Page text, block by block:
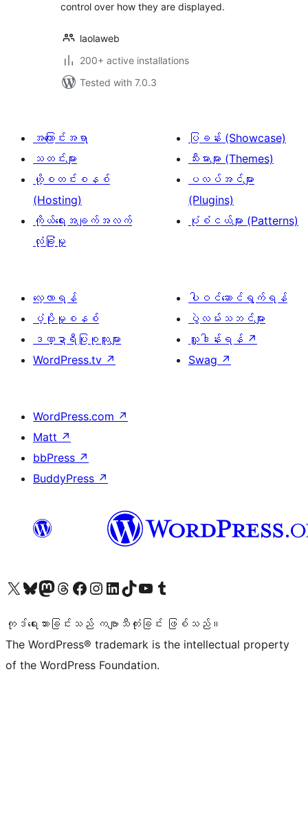
control over how they are displayed.
laolaweb
200+ active installations
Tested with 7.0.3
အကြောင်းအရာ
သတင်းများ
ဟို့စတင်းစနစ်
(Hosting)
ကိုယ်ရေးအချက်အလက်
လုံခြုံမှု
ပြခန်း (Showcase)
သီးမားများ (Themes)
ပလပ်အင်များ
(Plugins)
ပုံစံငယ်များ (Patterns)
လေ့လာရန်
ပံ့ပိုးမှုစနစ်
ဒဏ္ဍာရီပြုစုသူများ
WordPress.tv ↗
ပါဝင်ဆောင်ရွက်ရန်
ပွဲလမ်းသဘင်များ
လှူဒါန်းရန် ↗
Swag ↗
WordPress.com ↗
Matt ↗
bbPress ↗
BuddyPress ↗
ကျွန်ုပ်တို့၏ X (ယခင် Twitter) အကောင့်သို့ သွားရောက်ကြည့်ရှုပါကျွန်ုပ်တို့၏ Bluesky အကောင့်သို့ ဝင်ရောက်ကြည့်ရှုရန်
ကျွန်ုပ်တို့၏ Mastodon အကောင့်သို့ သွားရောက်ကြည့်ရှုပါကျွန်ုပ်တို့၏ Threads အကောင့်သို့ ဝင်ရောက်ကြည့်ရှုရန်
ကျွန်ုပ်တို့၏ Facebook စာမျက်နှာသို့ သွားရောက်ကြည့်ရှုပါကျွန်ုပ်တို့၏ Instagram အကောင့်သို့ သွားရောက်ကြည့်ရှုပါ ကျွန်ုပ်တို့၏ LinkedIn အကောင့်သို့ သွားရောက်ကြည့်ရှုပါကျွန်ုပ်တို့၏ TikTok အကောင့်သို့ ဝင်ရောက်ကြည့်ရှုရန်
ကျွန်ုပ်တို့၏ YouTube ချန်နယ်သို့ သွားရောက်ကြည့်ရှုပါ ကျွန်ုပ်တို့၏ Tumblr အကောင့်သို့ ဝင်ရောက်ကြည့်ရှုရန်
ကုဒ်ရေးသားခြင်းသည် ကဗျာသီကုံးခြင်း ဖြစ်သည်။
The WordPress® trademark is the intellectual property
of the WordPress Foundation.